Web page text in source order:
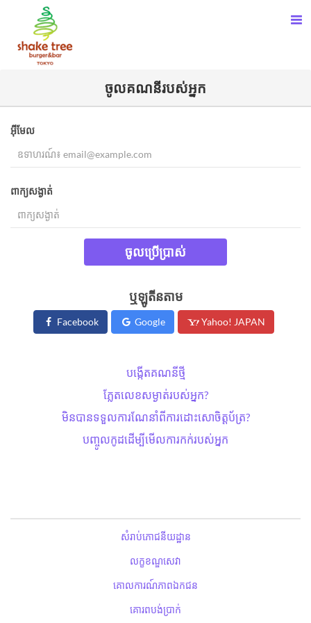
ចូល​គណនីរបស់អ្នក​
អ៊ីមែល
ពាក្យសង្ងាត់
ចូលប្រើប្រាស់
ឬឡូតីនតាម
Facebook Google Yahoo! JAPAN
បង្កើតគណនីថ្មី
ភ្លែតលេខសម្ងាត់​របស់អ្នក?
មិនបានទទួលការណែនាំពីការដោះសោ​ចិត្តប័ត្រ?
បញ្ចូលកូដដើម្បីមើលការកក់របស់អ្នក
សំរាប់ភោជនីយដ្ឋាន
លក្ខខណ្ឌសេវា
គោលការណ៍ភាពឯកជន
គោរពបង់ប្រាក់